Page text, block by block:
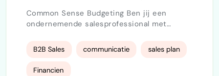
Common Sense Budgeting Ben jij een
ondernemende salesprofessional met
of overheid? Werk je graag op
resultaatbasis en wil je maatschappelijke
impact maken? Dan zoeken wij jou. Over
B2B Sales communicatie sales plan
Financien